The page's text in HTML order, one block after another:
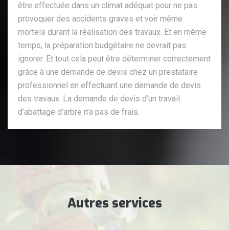
être effectuée dans un climat adéquat pour ne pas
provoquer des accidents graves et voir même
mortels durant la réalisation des travaux. Et en même
temps, la préparation budgétaire ne devrait pas
ignorer. Et tout cela peut être déterminer correctement
grâce à une demande de devis chez un prestataire
professionnel en effectuant une demande de devis
des travaux. La demande de devis d’un travail
d’abattage d’arbre n’a pas de frais.
Autres services